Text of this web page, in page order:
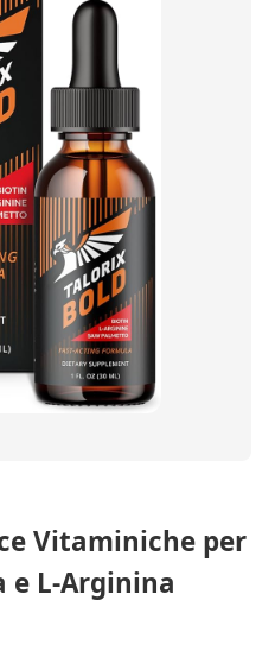
Vitaminiche per
e L-Arginina